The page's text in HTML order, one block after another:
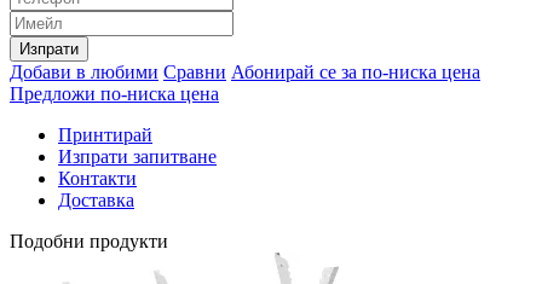
Изпрати
Добави в любими Сравни Абонирай се за по-ниска цена
Предложи по-ниска цена
Принтирай
Изпрати запитване
Контакти
Доставка
Подобни продукти